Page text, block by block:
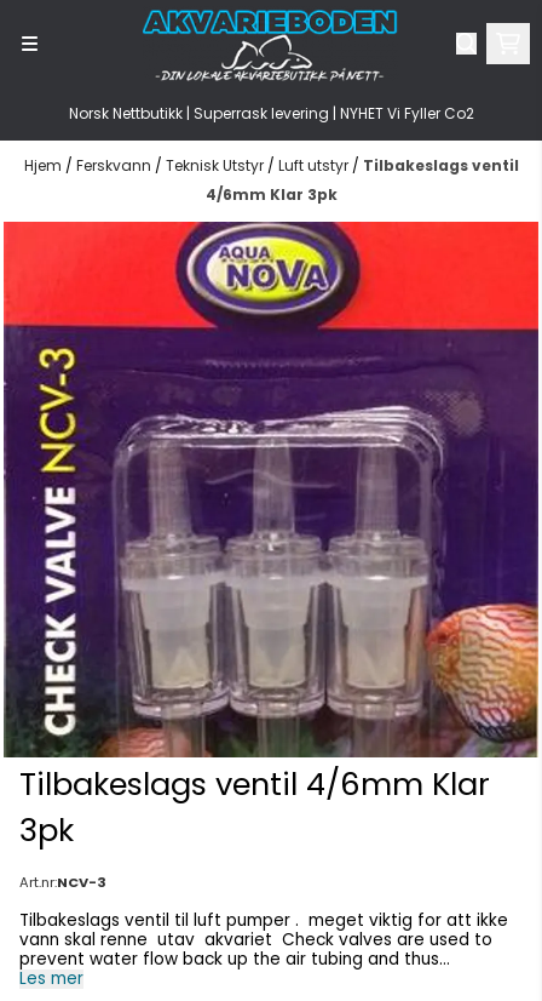
Hopp til innhold
Norsk Nettbutikk | Superrask levering | NYHET Vi Fyller Co2
Hjem / Ferskvann / Teknisk Utstyr / Luft utstyr / Tilbakeslags ventil
4/6mm Klar 3pk
Tilbakeslags ventil 4/6mm Klar
3pk
Art.nr:NCV-3
Tilbakeslags ventil til luft pumper . meget viktig for att ikke
vann skal renne utav akvariet Check valves are used to
prevent water flow back up the air tubing and thus
potentially damaging the air pump. AQUARIUM ACCESSORIES
Les mer